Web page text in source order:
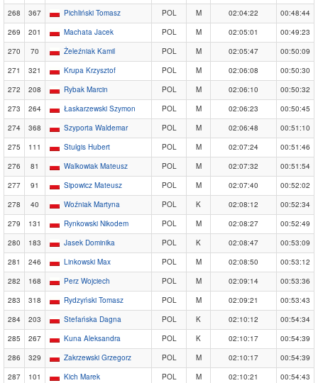
268
367 Pichliński Tomasz POL M 02:04:22
00:48:44
269
201 Machata Jacek POL M 02:05:01
00:49:23
270
70 Żeleźniak Kamil POL M 02:05:47
00:50:09
271
321 Krupa Krzysztof POL M 02:06:08
00:50:30
272
208 Rybak Marcin POL M 02:06:10
00:50:32
273
264 Łaskarzewski Szymon POL M 02:06:23
00:50:45
274
368 Szyporta Waldemar POL M 02:06:48
00:51:10
275
111 Stulgis Hubert POL M 02:07:24
00:51:46
276
81 Walkowiak Mateusz POL M 02:07:32
00:51:54
277
91 Sipowicz Mateusz POL M 02:07:40
00:52:02
278
40 Woźniak Martyna POL K 02:08:12
00:52:34
279
131 Rynkowski Nikodem POL M 02:08:27
00:52:49
280
183 Jasek Dominika POL K 02:08:47
00:53:09
281
246 Linkowski Max POL M 02:08:50
00:53:12
282
168 Perz Wojciech POL M 02:09:14
00:53:36
283
318 Rydzyński Tomasz POL M 02:09:21
00:53:43
284
203 Stefańska Dagna POL K 02:10:12
00:54:34
285
267 Kuna Aleksandra POL K 02:10:17
00:54:39
286
329 Zakrzewski Grzegorz POL M 02:10:17
00:54:39
287
101 Kich Marek POL M 02:10:21
00:54:43